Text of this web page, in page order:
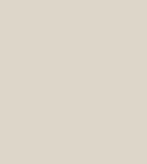
Wissenschaft